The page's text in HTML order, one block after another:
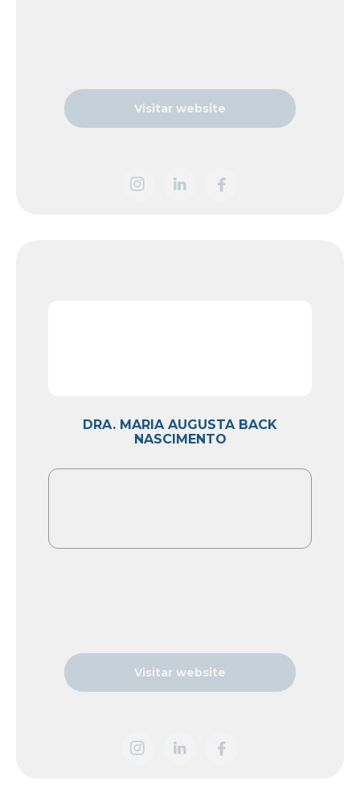
Visitar website
DRA. MARIA AUGUSTA BACK
NASCIMENTO
Visitar website